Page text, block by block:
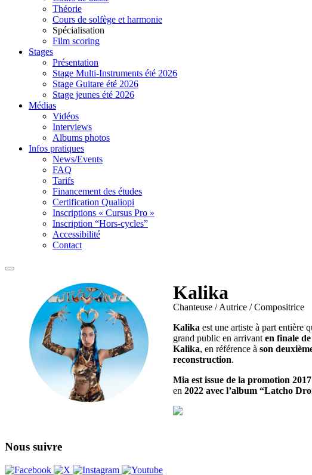
Théorie
Cours de solfège et harmonie
Spécialisation
Film scoring
Stages
Présentation
Stage Multi-Instruments été 2026
Stage Guitare été 2026
Stage jeunes été 2026
Médias
Vidéos
Interviews
Albums photos
Infos pratiques
News/Events
FAQ
Tarifs
Financement des études
Certification Qualiopi
Inscriptions « Cursus Pro »
Inscription “Hors-cycles”
Accessibilité
Contact
Kalika
Chanteuse / Autrice / Compositrice
Kalika est une artiste à part entière
grand public en arrivant en finale
Kalika, en référence à son
reconstruction.
Mia est issue de la promotion
en 2022 avec l’album “Latcho
Nous suivre